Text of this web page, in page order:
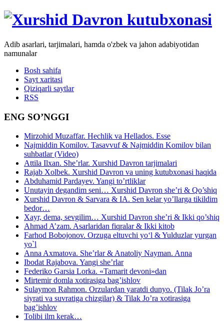
Adib asarlari, tarjimalari, hamda o'zbek va jahon adabiyotidan
namunalar
Bosh sahifa
Sayt xaritasi
Qiziqarli saytlar
RSS
ENG SO’NGGI
Mirzohid Muzaffar. Hechlik va Hellados. Esse
Najmiddin Komilov. Tasavvuf & Najmiddin Komilov bilan
suhbatlar (Video)
Attila Ilxan. She’rlar. Xurshid Davron tarjimalari
Rajab Xolbek. Xurshid Davron va uning kutubxonasi haqida
Abduhamid Pardayev. Yangi to’rtliklar
Unutayin degandim seni… Xurshid Davron she’ri & Qo’shiq
Xurshid Davron & Sarvara & IA. Sen kelar yo’llarga tikildim
bedor…
Xayr, dema, sevgilim… Xurshid Davron she’ri & Ikki qo’shiq
Ahmad A’zam. Asarlaridan fiqralar & Ikki kitob
Farhod Bobojonov. Orzuga eltuvchi yo‘l & Yulduzlar yurgan
yo`l
Anna Axmatova. She’rlar & Anatoliy Nayman. Anna
Ibodat Rajabova. Yangi she’rlar
Federiko Garsia Lorka. «Tamarit devoni»dan
Mirtemir domla xotirasiga bag’ishlov
Sulaymon Rahmon. Orzulardan yaratdi dunyo. (Tilak Jo’ra
siyrati va suvratiga chizgilar) & Tilak Jo’ra xotirasiga
bag’ishlov
Tolibi ilm kerak…